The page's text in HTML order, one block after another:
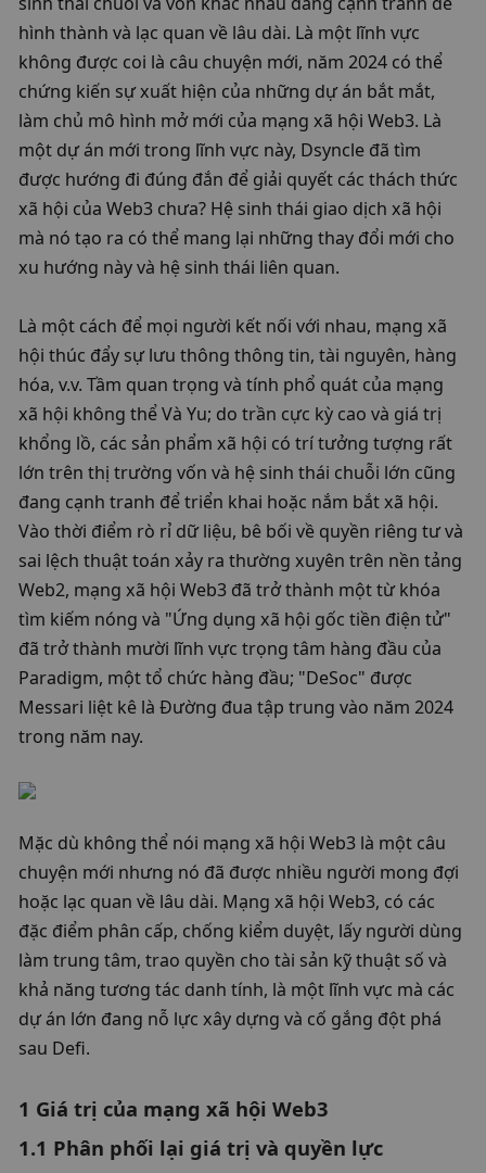
hình thành và lạc quan về lâu dài. Là một lĩnh vực
không được coi là câu chuyện mới, năm 2024 có thể
chứng kiến ​​sự xuất hiện của những dự án bắt mắt,
làm chủ mô hình mở mới của mạng xã hội Web3. Là
một dự án mới trong lĩnh vực này, Dsyncle đã tìm
được hướng đi đúng đắn để giải quyết các thách thức
xã hội của Web3 chưa? Hệ sinh thái giao dịch xã hội
mà nó tạo ra có thể mang lại những thay đổi mới cho
xu hướng này và hệ sinh thái liên quan.
Là một cách để mọi người kết nối với nhau, mạng xã
hội thúc đẩy sự lưu thông thông tin, tài nguyên, hàng
hóa, v.v. Tầm quan trọng và tính phổ quát của mạng
xã hội không thể Và Yu; do trần cực kỳ cao và giá trị
khổng lồ, các sản phẩm xã hội có trí tưởng tượng rất
lớn trên thị trường vốn và hệ sinh thái chuỗi lớn cũng
đang cạnh tranh để triển khai hoặc nắm bắt xã hội.
Vào thời điểm rò rỉ dữ liệu, bê bối về quyền riêng tư và
sai lệch thuật toán xảy ra thường xuyên trên nền tảng
Web2, mạng xã hội Web3 đã trở thành một từ khóa
tìm kiếm nóng và "Ứng dụng xã hội gốc tiền điện tử"
đã trở thành mười lĩnh vực trọng tâm hàng đầu của
Paradigm, một tổ chức hàng đầu; "DeSoc" được
Messari liệt kê là Đường đua tập trung vào năm 2024
trong năm nay.
Mặc dù không thể nói mạng xã hội Web3 là một câu
chuyện mới nhưng nó đã được nhiều người mong đợi
hoặc lạc quan về lâu dài. Mạng xã hội Web3, có các
đặc điểm phân cấp, chống kiểm duyệt, lấy người dùng
làm trung tâm, trao quyền cho tài sản kỹ thuật số và
khả năng tương tác danh tính, là một lĩnh vực mà các
dự án lớn đang nỗ lực xây dựng và cố gắng đột phá
sau Defi.
1 Giá trị của mạng xã hội Web3
1.1 Phân phối lại giá trị và quyền lực